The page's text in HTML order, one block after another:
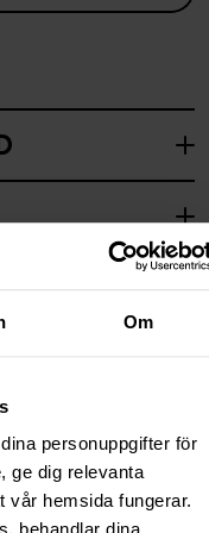
Om
personuppgifter för
ge dig relevanta
vår hemsida fungerar.
är 1–4 dagar. I